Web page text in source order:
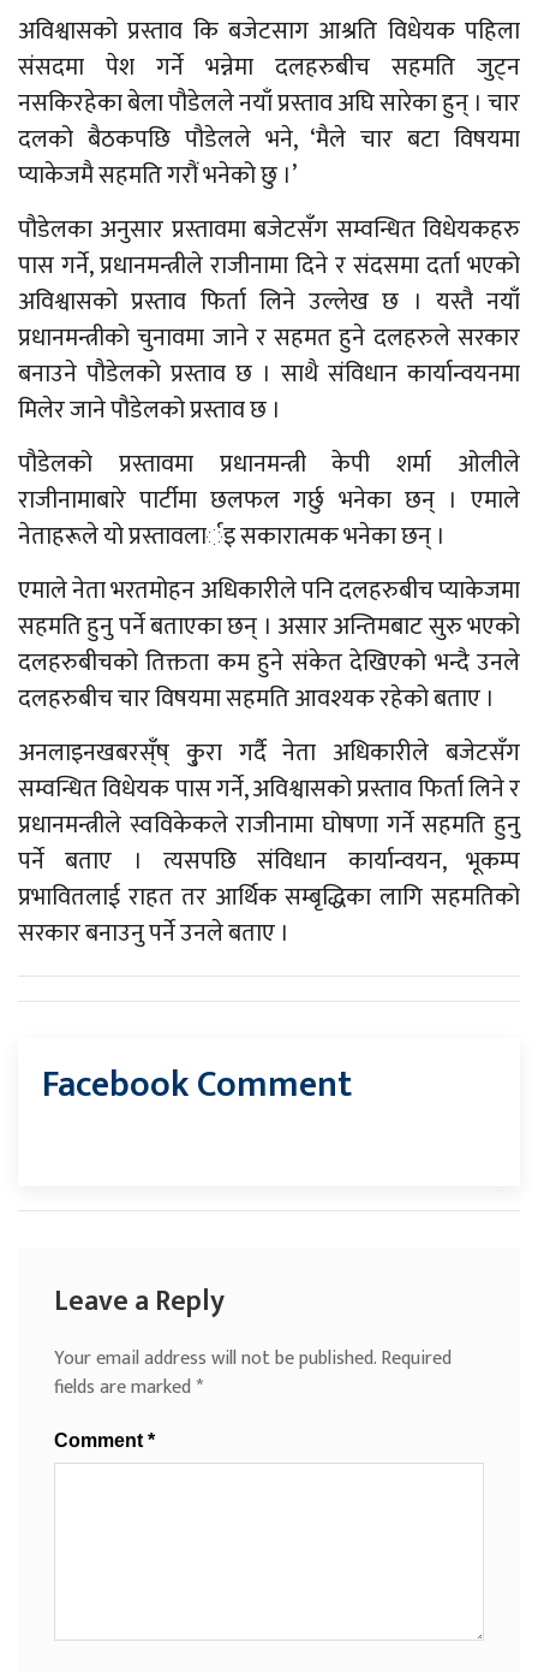
अविश्वासको प्रस्ताव कि बजेटसाग आश्रति विधेयक पहिला
संसदमा पेश गर्ने भन्नेमा दलहरुबीच सहमति जुट्न
नसकिरहेका बेला पौडेलले नयाँ प्रस्ताव अघि सारेका हुन् । चार
दलको बैठकपछि पौडेलले भने, ‘मैले चार बटा विषयमा
प्याकेजमै सहमति गरौं भनेको छु ।’
पौडेलका अनुसार प्रस्तावमा बजेटसँग सम्वन्धित विधेयकहरु
पास गर्ने, प्रधानमन्त्रीले राजीनामा दिने र संदसमा दर्ता भएको
अविश्वासको प्रस्ताव फिर्ता लिने उल्लेख छ । यस्तै नयाँ
प्रधानमन्त्रीको चुनावमा जाने र सहमत हुने दलहरुले सरकार
बनाउने पौडेलको प्रस्ताव छ । साथै संविधान कार्यान्वयनमा
मिलेर जाने पौडेलको प्रस्ताव छ ।
पौडेलको प्रस्तावमा प्रधानमन्त्री केपी शर्मा ओलीले
राजीनामाबारे पार्टीमा छलफल गर्छु भनेका छन् । एमाले
नेताहरूले यो प्रस्तावलार्इ सकारात्मक भनेका छन् ।
एमाले नेता भरतमोहन अधिकारीले पनि दलहरुबीच प्याकेजमा
सहमति हुनु पर्ने बताएका छन् । असार अन्तिमबाट सुरु भएको
दलहरुबीचको तिक्तता कम हुने संकेत देखिएको भन्दै उनले
दलहरुबीच चार विषयमा सहमति आवश्यक रहेको बताए ।
अनलाइनखबरस्ँष् कु्रा गर्दै नेता अधिकारीले बजेटसँग
सम्वन्धित विधेयक पास गर्ने, अविश्वासको प्रस्ताव फिर्ता लिने र
प्रधानमन्त्रीले स्वविकेकले राजीनामा घोषणा गर्ने सहमति हुनु
पर्ने बताए । त्यसपछि संविधान कार्यान्वयन, भूकम्प
प्रभावितलाई राहत तर आर्थिक सम्बृद्धिका लागि सहमतिको
सरकार बनाउनु पर्ने उनले बताए ।
Facebook Comment
Leave a Reply
Your email address will not be published.Required
fields are marked*
Comment*